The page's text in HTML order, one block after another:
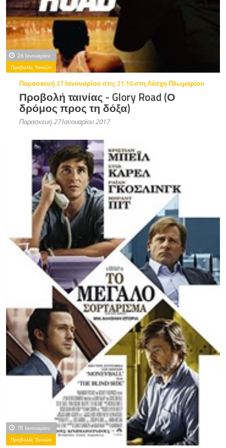
26 Ιανουαρίου
Προβολές Ταινιών
Παρασκευή 27 Ιανουαρίου στις 21:10 στη Λέσχη Πλωμαρίου
Προβολή ταινίας - Glory Road (Ο
δρόμος προς τη δόξα)
Παρασκευή 27 Ιανουαρίου 2017
18 Ιανουαρίου
Προβολές Ταινιών